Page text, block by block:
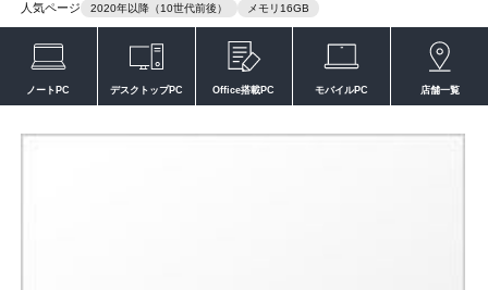
人気ページ 2020年以降（10世代前後） メモリ16GB
ノートPC デスクトップPC Office搭載PC モバイルPC 店舗一覧